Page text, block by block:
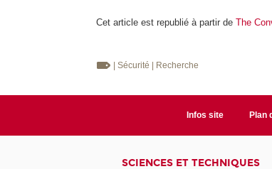
Cet article est republié à partir deThe
| Sécurité | Recherche
Infos site Plan
SCIENCES ET TECHNIQUES